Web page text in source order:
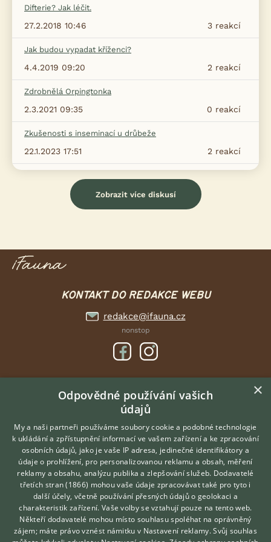
Difterie? Jak léčit.
3 reakcí
27.2.2018 10:46
Jak budou vypadat kříženci?
2 reakcí
4.4.2019 09:20
Zdrobnělá Orpingtonka
0 reakcí
2.3.2021 09:35
Zkušenosti s inseminací u drůbeže
2 reakcí
22.1.2023 17:51
Zobrazit více diskusí
KONTAKT DO REDAKCE WEBU
redakce@ifauna.cz
nonstop
DOMOVSKÁ STRÁNKA
INZERCE
DISKUSE
ČLÁNKY
O nás
Kontakt
Možnosti zvýraznění inzerátů
Podmínky užití
Zpracování osobních údajů
Hledáte zvířecího kamaráda?
Zdarma vám poradí
VETERINÁŘ ONLINE
KONZULTOVAT S
VETERINÁŘEM
×
Odpovědné používání vašich
údajů
My a naši partneři používáme soubory cookie a podobné technologie
k ukládání a zpřístupnění informací ve vašem zařízení a ke zpracování
osobních údajů, jako je vaše IP adresa, jedinečné identifikátory a
údaje o prohlížení, pro personalizovanou reklamu a obsah, měření
reklamy a obsahu, analýzu publika a zlepšování služeb. Dodavatelé
třetích stran (1866) mohou vaše údaje zpracovávat také pro tyto i
další účely, včetně používání přesných údajů o geolokaci a
charakteristik zařízení. Vaše volby se vztahují pouze na tento web.
Někteří dodavatelé mohou místo souhlasu spoléhat na oprávněný
zájem; máte právo vznést námitku v Nastavení reklamy. Svůj souhlas